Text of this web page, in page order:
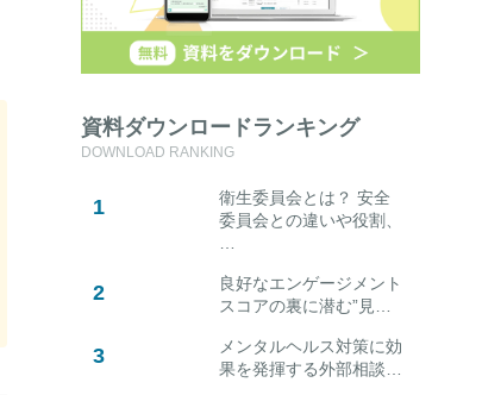
資料ダウンロードランキング
DOWNLOAD RANKING
衛生委員会とは？ 安全
委員会との違いや役割、
良好なエンゲージメント
スコアの裏に潜む”見…
メンタルヘルス対策に効
果を発揮する外部相談…